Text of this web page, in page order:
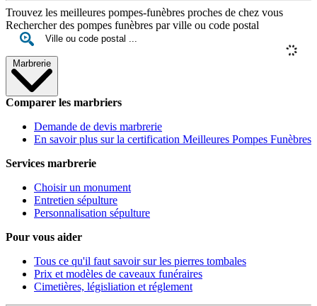
Trouvez les meilleures pompes-funèbres proches de chez vous
Rechercher des pompes funèbres par ville ou code postal
Marbrerie
Comparer les marbriers
Demande de devis marbrerie
En savoir plus sur la certification Meilleures Pompes Funèbres
Services marbrerie
Choisir un monument
Entretien sépulture
Personnalisation sépulture
Pour vous aider
Tous ce qu'il faut savoir sur les pierres tombales
Prix et modèles de caveaux funéraires
Cimetières, législiation et réglement